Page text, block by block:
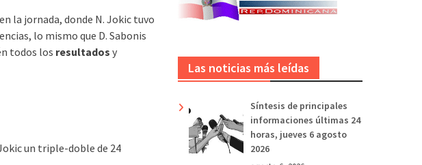
la jornada, donde N. Jokic tuvo
lo mismo que D. Sabonis
todos los resultados y
un triple-doble de 24
Las noticias más leídas
Síntesis de principales
informaciones últimas 24
horas, jueves 6 agosto
2026